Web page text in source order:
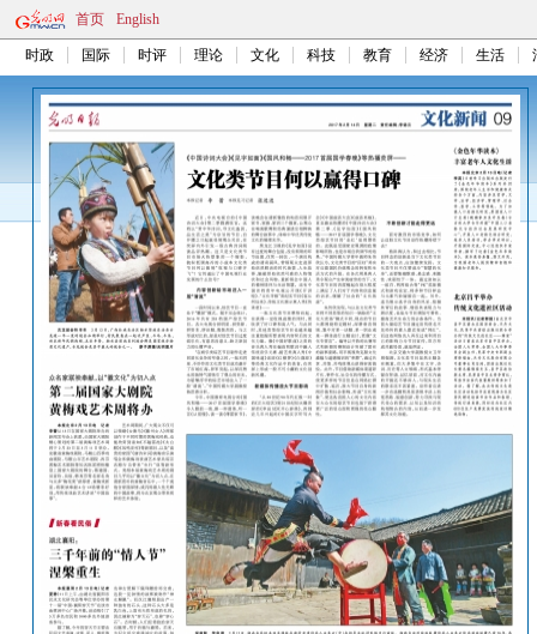
首页 English
时政 国际 时评 理论 文化 科技 教育 经济 生活